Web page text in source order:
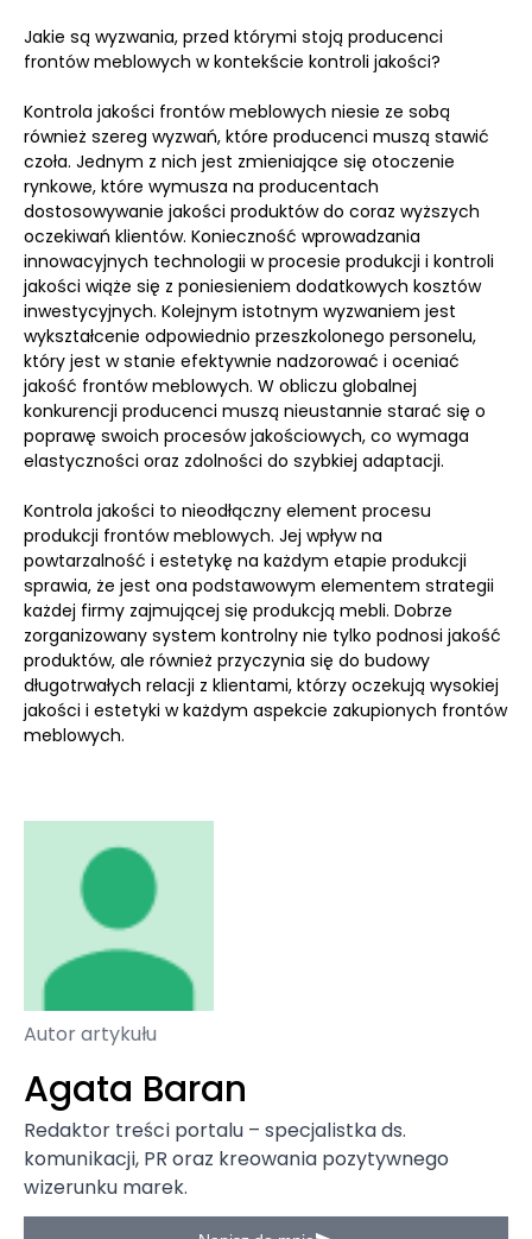
Jakie są wyzwania, przed którymi stoją producenci
frontów meblowych w kontekście kontroli jakości?
Kontrola jakości frontów meblowych niesie ze sobą
również szereg wyzwań, które producenci muszą stawić
czoła. Jednym z nich jest zmieniające się otoczenie
rynkowe, które wymusza na producentach
dostosowywanie jakości produktów do coraz wyższych
oczekiwań klientów. Konieczność wprowadzania
innowacyjnych technologii w procesie produkcji i kontroli
jakości wiąże się z poniesieniem dodatkowych kosztów
inwestycyjnych. Kolejnym istotnym wyzwaniem jest
wykształcenie odpowiednio przeszkolonego personelu,
który jest w stanie efektywnie nadzorować i oceniać
jakość frontów meblowych. W obliczu globalnej
konkurencji producenci muszą nieustannie starać się o
poprawę swoich procesów jakościowych, co wymaga
elastyczności oraz zdolności do szybkiej adaptacji.
Kontrola jakości to nieodłączny element procesu
produkcji frontów meblowych. Jej wpływ na
powtarzalność i estetykę na każdym etapie produkcji
sprawia, że jest ona podstawowym elementem strategii
każdej firmy zajmującej się produkcją mebli. Dobrze
zorganizowany system kontrolny nie tylko podnosi jakość
produktów, ale również przyczynia się do budowy
długotrwałych relacji z klientami, którzy oczekują wysokiej
jakości i estetyki w każdym aspekcie zakupionych frontów
meblowych.
Autor artykułu
Agata Baran
Redaktor treści portalu – specjalistka ds.
komunikacji, PR oraz kreowania pozytywnego
wizerunku marek.